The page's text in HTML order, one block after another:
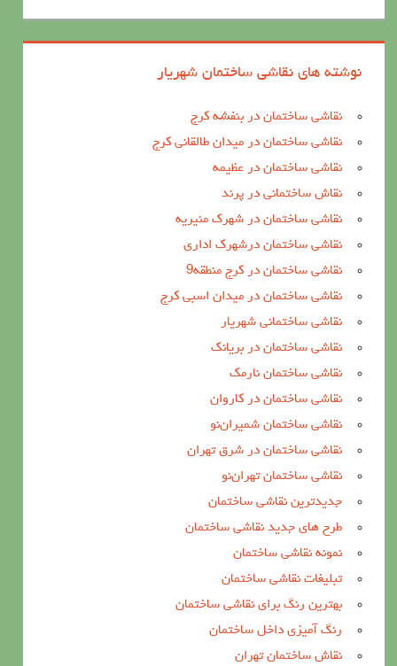
نوشته های نقاشی ساختمان شهریار
نقاشی ساختمان در بنفشه کرج
نقاشی ساختمان در میدان طالقانی کرج
نقاشی ساختمان در عظیمه
نقاش ساختمانی در پرند
نقاشی ساختمان در شهرک منیریه
نقاشی ساختمان درشهرک اداری
نقاشی ساختمان در کرج منطقه9
نقاشی ساختمان در میدان اسبی کرج
نقاشی ساختمانی شهریار
نقاشی ساختمان در بریانک
نقاشی ساختمان نارمک
نقاشی ساختمان در کاروان
نقاشی ساختمان شمیران‌نو
نقاشی ساختمان در شرق تهران
نقاشی ساختمان تهران‌نو
جدیدترین نقاشی ساختمان
طرح های جدید نقاشی ساختمان
نمونه نقاشی ساختمان
تبلیغات نقاشی ساختمان
بهترین رنگ برای نقاشی ساختمان
رنگ آمیزی داخل ساختمان
نقاش ساختمان تهران